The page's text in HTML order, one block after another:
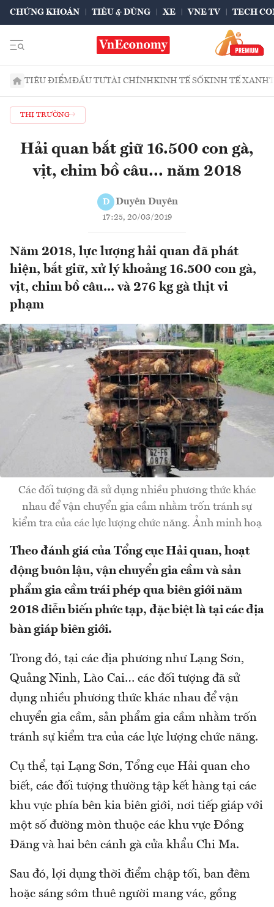
CHỨNG KHOÁN TIÊU & DÙNG XE VNE TV TECH
TIÊU ĐIỂMĐẦU TƯTÀI CHÍNHKINH TẾ SỐKINH TẾ XANH
THỊ TRƯỜNG
Hải quan bắt giữ 16.500 con gà,
vịt, chim bồ câu... năm 2018
D Duyên Duyên
17:25, 20/03/2019
Năm 2018, lực lượng hải quan đã phát
hiện, bắt giữ, xử lý khoảng 16.500 con gà,
vịt, chim bồ câu... và 276 kg gà thịt vi
phạm
Các đối tượng đã sử dụng nhiều phương thức khác
nhau để vận chuyển gia cầm nhằm trốn tránh sự
kiểm tra của các lực lượng chức năng. Ảnh minh hoạ
Theo đánh giá của Tổng cục Hải quan, hoạt
động buôn lậu, vận chuyển gia cầm và sản
phẩm gia cầm trái phép qua biên giới năm
2018 diễn biến phức tạp, đặc biệt là tại các địa
bàn giáp biên giới.
Trong đó, tại các địa phương như Lạng Sơn,
Quảng Ninh, Lào Cai… các đối tượng đã sử
dụng nhiều phương thức khác nhau để vận
chuyển gia cầm, sản phẩm gia cầm nhằm trốn
tránh sự kiểm tra của các lực lượng chức năng.
Cụ thể, tại Lạng Sơn, Tổng cục Hải quan cho
biết, các đối tượng thường tập kết hàng tại các
khu vực phía bên kia biên giới, nơi tiếp giáp với
một số đường mòn thuộc các khu vực Đồng
Đăng và hai bên cánh gà cửa khẩu Chi Ma.
Sau đó, lợi dụng thời điểm chập tối, ban đêm
hoặc sáng sớm thuê người mang vác, gồng